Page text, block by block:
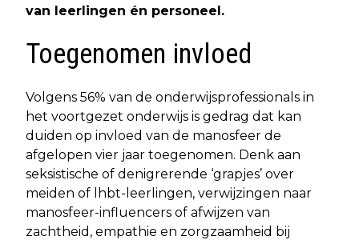
van leerlingen én personeel.
Toegenomen invloed
Volgens 56% van de onderwijsprofessionals in
het voortgezet onderwijs is gedrag dat kan
duiden op invloed van de manosfeer de
afgelopen vier jaar toegenomen. Denk aan
seksistische of denigrerende ‘grapjes’ over
meiden of lhbt-leerlingen, verwijzingen naar
manosfeer-influencers of afwijzen van
zachtheid, empathie en zorgzaamheid bij